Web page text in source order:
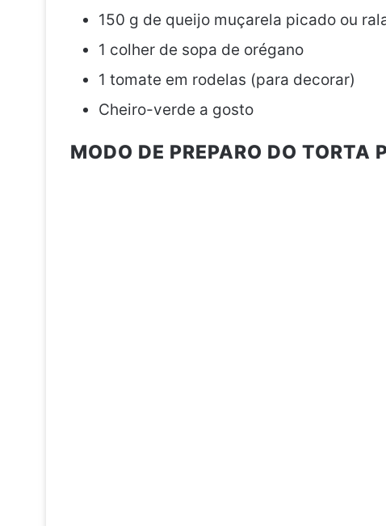
150 g de queijo muçarela picado ou
1 colher de sopa de orégano
1 tomate em rodelas (para decorar)
Cheiro-verde a gosto
MODO DE PREPARO DO